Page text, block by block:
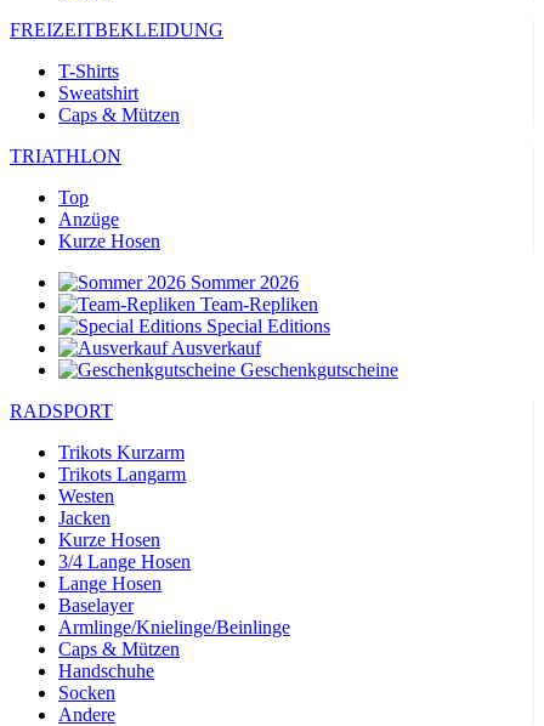
FREIZEITBEKLEIDUNG
T-Shirts
Sweatshirt
Caps & Mützen
TRIATHLON
Top
Anzüge
Kurze Hosen
Sommer 2026
Team-Repliken
Special Editions
Ausverkauf
Geschenkgutscheine
RADSPORT
Trikots Kurzarm
Trikots Langarm
Westen
Jacken
Kurze Hosen
3/4 Lange Hosen
Lange Hosen
Baselayer
Armlinge/Knielinge/Beinlinge
Caps & Mützen
Handschuhe
Socken
Andere